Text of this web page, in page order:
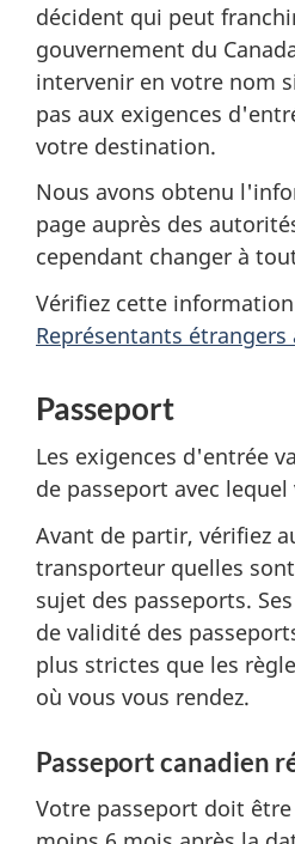
décident qui peut
gouvernement du
intervenir en votre nom
pas aux exigences
votre destination.
Nous avons obtenu
page auprès des
cependant changer à
Vérifiez cette
Représentants étrangers
Passeport
Les exigences d'entrée
de passeport avec lequel
Avant de partir, vérifiez
transporteur quelles
sujet des passeports.
de validité des
plus strictes que les
où vous vous rendez.
Passeport canadien
Votre passeport doit